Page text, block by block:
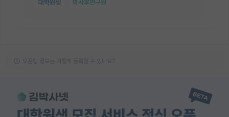
대학원생 박사후연구원
오픈랩 정보는 어떻게 등록할 수 있나요?